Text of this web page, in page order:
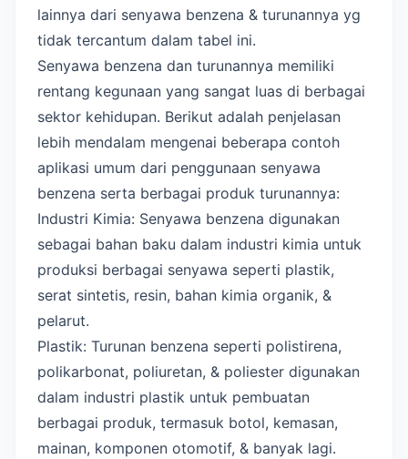
lainnya dari senyawa benzena & turunannya yg
tidak tercantum dalam tabel ini.
Senyawa benzena dan turunannya memiliki
rentang kegunaan yang sangat luas di berbagai
sektor kehidupan. Berikut adalah penjelasan
lebih mendalam mengenai beberapa contoh
aplikasi umum dari penggunaan senyawa
benzena serta berbagai produk turunannya:
Industri Kimia: Senyawa benzena digunakan
sebagai bahan baku dalam industri kimia untuk
produksi berbagai senyawa seperti plastik,
serat sintetis, resin, bahan kimia organik, &
pelarut.
Plastik: Turunan benzena seperti polistirena,
polikarbonat, poliuretan, & poliester digunakan
dalam industri plastik untuk pembuatan
berbagai produk, termasuk botol, kemasan,
mainan, komponen otomotif, & banyak lagi.